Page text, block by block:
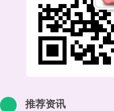
推荐资讯